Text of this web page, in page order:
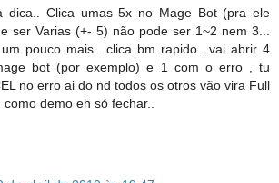
dica.. Clica umas 5x no Mage Bot (pra ele
ser Varias (+- 5) não pode ser 1~2 nem 3...
pouco mais.. clica bm rapido.. vai abrir 4
bot (por exemplo) e 1 com o erro , tu
no erro ai do nd todos os otros vão vira Full
demo eh só fechar..